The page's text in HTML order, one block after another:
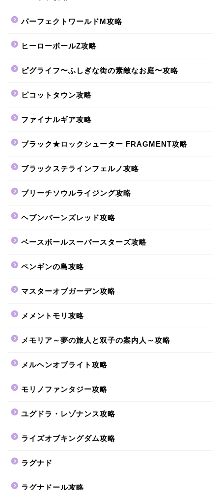
パーフェクトワールドM攻略
ヒーローボールZ攻略
ピグライフ〜ふしぎな街の素敵なお庭〜攻略
ピコットタウン攻略
ファイナルギア攻略
ブラック★ロックシューター FRAGMENT攻略
ブラックステラインフェルノ攻略
ブリーチソウルライジング攻略
ヘブンバーンズレッド攻略
ベースボールスーパースターズ攻略
ペンギンの島攻略
マスターオブガーデン攻略
メメントモリ攻略
メモリア～夢の旅人と双子の案内人～攻略
メルヘンオブライト攻略
モリノファンタジー攻略
ユグドラ・レゾナンス攻略
ライズオブキングダム攻略
ラグナド
ラグナドール攻略